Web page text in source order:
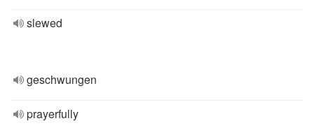
slewed
geschwungen
prayerfully